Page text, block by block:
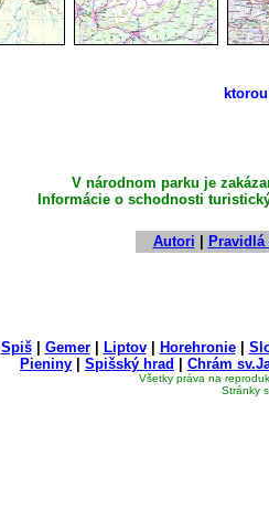
V národnom parku je
Informácie o schodnosti
Autori Pravidlá
Spiš| Gemer| Liptov| Horehronie|
Pieniny
Spišský hrad Chrám
Všetky práva na
Stránky